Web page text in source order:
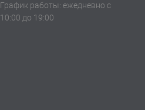
График работы: ежедневно с
10:00 до 19:00